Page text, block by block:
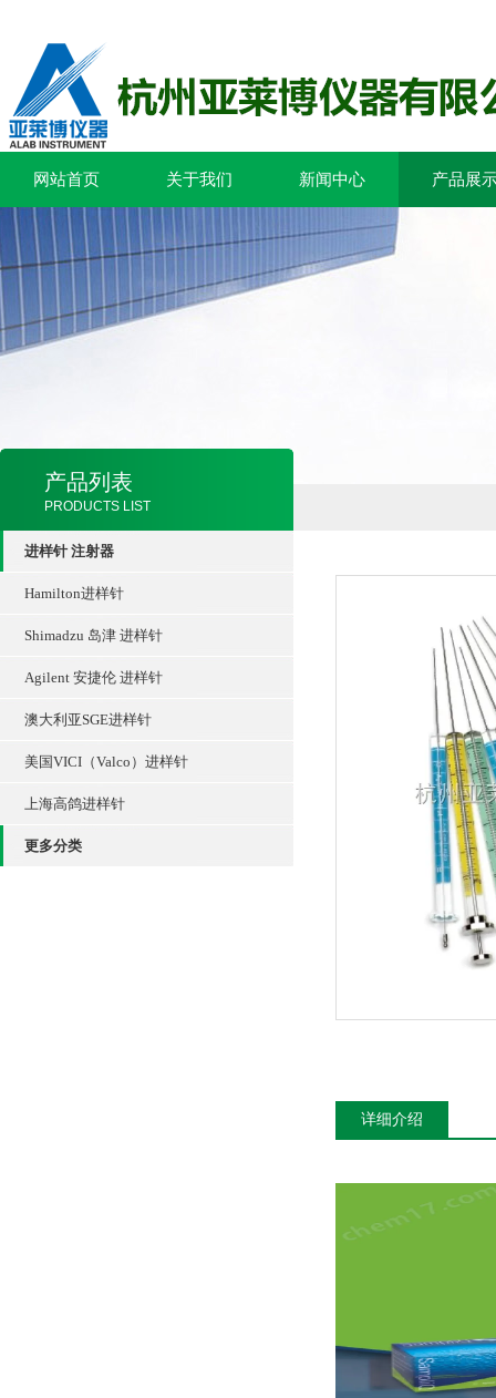
网站首页 关于我们 新闻中心 产品展
产品列表
PRODUCTS LIST
进样针 注射器
Hamilton进样针
Shimadzu 岛津 进样针
Agilent 安捷伦 进样针
澳大利亚SGE进样针
美国VICI（Valco）进样针
上海高鸽进样针
更多分类
详细介绍